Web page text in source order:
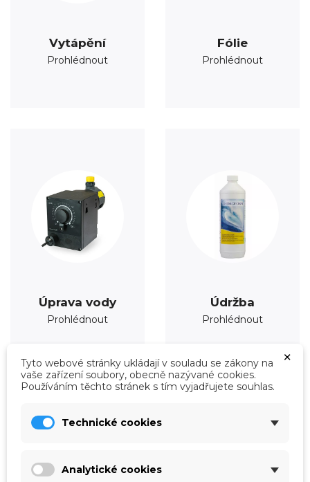
Vytápění
Prohlédnout
Fólie
Prohlédnout
Úprava vody
Prohlédnout
Údržba
Prohlédnout
×
Tyto webové stránky ukládají v souladu se zákony na
vaše zařízení soubory, obecně nazývané cookies.
Používáním těchto stránek s tím vyjadřujete souhlas.
Technické cookies
Analytické cookies